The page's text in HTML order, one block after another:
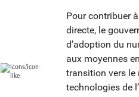
Pour contribuer
directe, le
d’adoption du
aux moyennes
transition vers le
technologies de